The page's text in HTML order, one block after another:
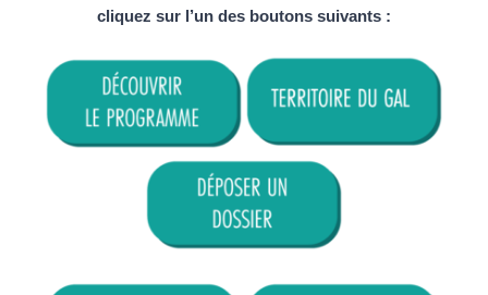
cliquez sur l’un des boutons suivants :